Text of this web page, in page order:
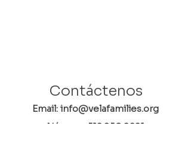
Contáctenos
Email: info@velafamilies.org
Número:
512.850.8281